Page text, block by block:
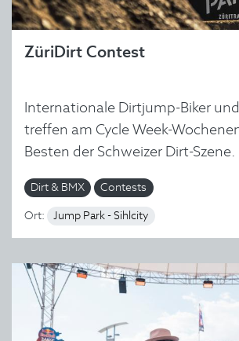
ZüriDirt Contest
Internationale Dirtjump-Biker
treffen am Cycle Week-
Besten der Schweizer Dirt-Szene.
Dirt & BMX Contests
Ort: Jump Park - Sihlcity